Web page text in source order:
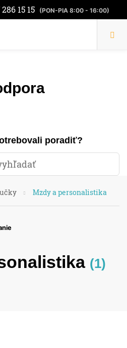
15 15 (PON-PIA 8:00 - 16:00)
poradiť?
Mzdy a personalistika
(1)